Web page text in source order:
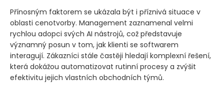
Přínosným faktorem se ukázala být i příznivá situace v
oblasti cenotvorby. Management zaznamenal velmi
rychlou adopci svých AI nástrojů, což představuje
významný posun v tom, jak klienti se softwarem
interagují. Zákazníci stále častěji hledají komplexní řešení,
která dokážou automatizovat rutinní procesy a zvýšit
efektivitu jejich vlastních obchodních týmů.